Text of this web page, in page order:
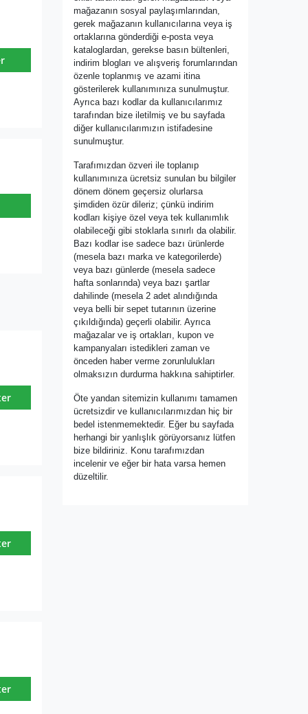
mağazanın sosyal paylaşımlarından,
gerek mağazanın kullanıcılarına veya iş
ortaklarına gönderdiği e-posta veya
kataloglardan, gerekse basın bültenleri,
indirim blogları ve alışveriş forumlarından
özenle toplanmış ve azami itina
gösterilerek kullanımınıza sunulmuştur.
Ayrıca bazı kodlar da kullanıcılarımız
tarafından bize iletilmiş ve bu sayfada
diğer kullanıcılarımızın istifadesine
sunulmuştur.
Tarafımızdan özveri ile toplanıp
kullanımınıza ücretsiz sunulan bu bilgiler
dönem dönem geçersiz olurlarsa
şimdiden özür dileriz; çünkü indirim
kodları kişiye özel veya tek kullanımlık
olabileceği gibi stoklarla sınırlı da olabilir.
Bazı kodlar ise sadece bazı ürünlerde
(mesela bazı marka ve kategorilerde)
veya bazı günlerde (mesela sadece
hafta sonlarında) veya bazı şartlar
dahilinde (mesela 2 adet alındığında
veya belli bir sepet tutarının üzerine
çıkıldığında) geçerli olabilir. Ayrıca
mağazalar ve iş ortakları, kupon ve
kampanyaları istedikleri zaman ve
önceden haber verme zorunlulukları
olmaksızın durdurma hakkına sahiptirler.
Öte yandan sitemizin kullanımı tamamen
ücretsizdir ve kullanıcılarımızdan hiç bir
bedel istenmemektedir. Eğer bu sayfada
herhangi bir yanlışlık görüyorsanız lütfen
bize bildiriniz. Konu tarafımızdan
incelenir ve eğer bir hata varsa hemen
düzeltilir.